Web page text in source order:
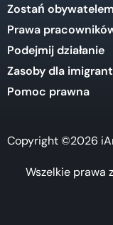
Zostań
Prawa
Podejmij działanie
Zasoby dla
Pomoc prawna
Copyright ©2026
Wszelkie prawa